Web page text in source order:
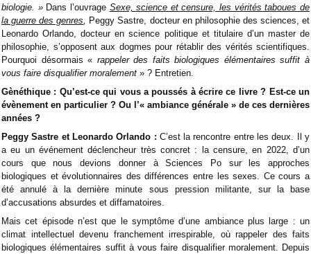
biologie. » Dans l’ouvrage Sexe, science et censure, les vérités taboues de
la guerre des genres
Peggy Sastre, docteur en philosophie des sciences, et
Leonardo Orlando, docteur en science politique et titulaire d’un master de
philosophie, s’opposent aux dogmes pour rétablir des vérités scientifiques.
Pourquoi désormais « rappeler des faits biologiques élémentaires suffit à
vous faire disqualifier moralement » ? Entretien.
Gènéthique : Qu’est-ce qui vous a poussés à écrire ce livre ? Est-ce un
évènement en particulier ? Ou l’« ambiance générale » de ces dernières
années ?
Peggy Sastre et Leonardo Orlando : C’est la rencontre entre les deux. Il y
a eu un événement déclencheur très concret : la censure, en 2022, d’un
cours que nous devions donner à Sciences Po sur les approches
biologiques et évolutionnaires des différences entre les sexes. Ce cours a
été annulé à la dernière minute sous pression militante, sur la base
d’accusations absurdes et diffamatoires.
Mais cet épisode n’est que le symptôme d’une ambiance plus large : un
climat intellectuel devenu franchement irrespirable, où rappeler des faits
biologiques élémentaires suffit à vous faire disqualifier moralement. Depuis